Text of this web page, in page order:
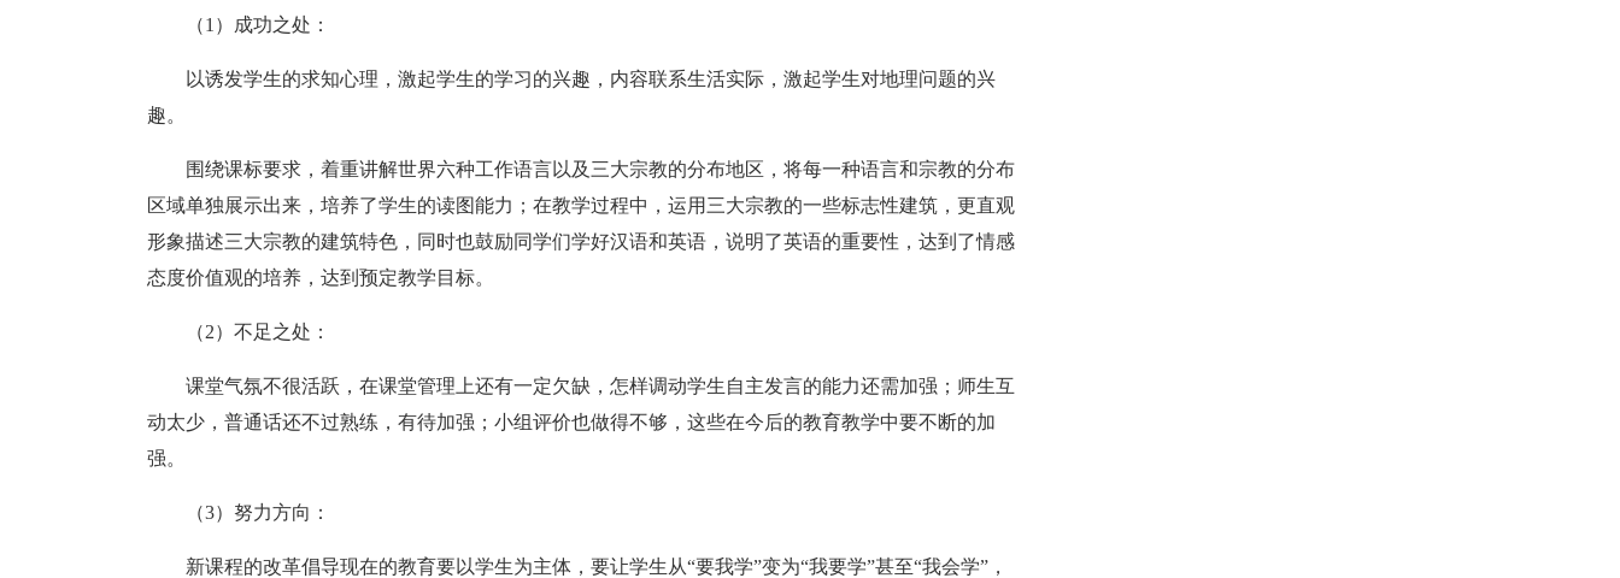
（1）成功之处：
以诱发学生的求知心理，激起学生的学习的兴趣，内容联系生活实际，激起学生对地理问题的兴
趣。
围绕课标要求，着重讲解世界六种工作语言以及三大宗教的分布地区，将每一种语言和宗教的分布
区域单独展示出来，培养了学生的读图能力；在教学过程中，运用三大宗教的一些标志性建筑，更直观
形象描述三大宗教的建筑特色，同时也鼓励同学们学好汉语和英语，说明了英语的重要性，达到了情感
态度价值观的培养，达到预定教学目标。
（2）不足之处：
课堂气氛不很活跃，在课堂管理上还有一定欠缺，怎样调动学生自主发言的能力还需加强；师生互
动太少，普通话还不过熟练，有待加强；小组评价也做得不够，这些在今后的教育教学中要不断的加
强。
（3）努力方向：
新课程的改革倡导现在的教育要以学生为主体，要让学生从“要我学”变为“我要学”甚至“我会学”，